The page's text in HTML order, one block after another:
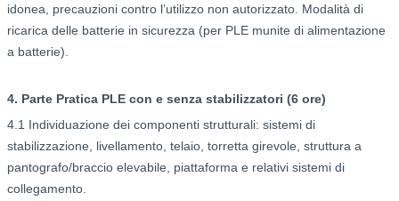
idonea, precauzioni contro l’utilizzo non autorizzato. Modalità di
ricarica delle batterie in sicurezza (per PLE munite di alimentazione
a batterie).
4. Parte Pratica PLE con e senza stabilizzatori (6 ore)
4.1 Individuazione dei componenti strutturali: sistemi di
stabilizzazione, livellamento, telaio, torretta girevole, struttura a
pantografo/braccio elevabile, piattaforma e relativi sistemi di
collegamento.